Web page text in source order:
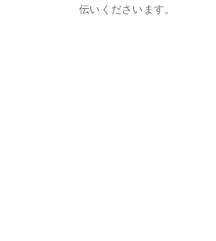
伝いくださいます。